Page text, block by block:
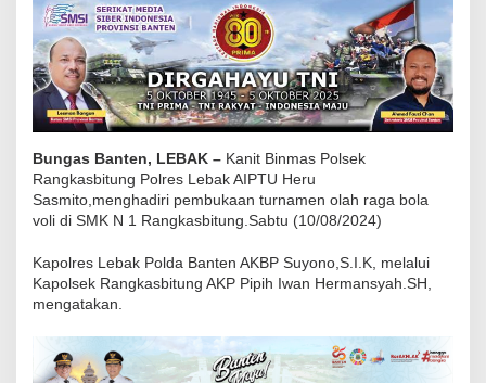
a
n
g
a
k
b
t
n
l
Bungas Banten, LEBAK – Kanit Binmas Polsek
Rangkasbitung Polres Lebak AIPTU Heru
Sasmito,menghadiri pembukaan turnamen olah raga bola
voli di SMK N 1 Rangkasbitung.Sabtu (10/08/2024)
Kapolres Lebak Polda Banten AKBP Suyono,S.I.K, melalui
Kapolsek Rangkasbitung AKP Pipih Iwan Hermansyah.SH,
mengatakan.